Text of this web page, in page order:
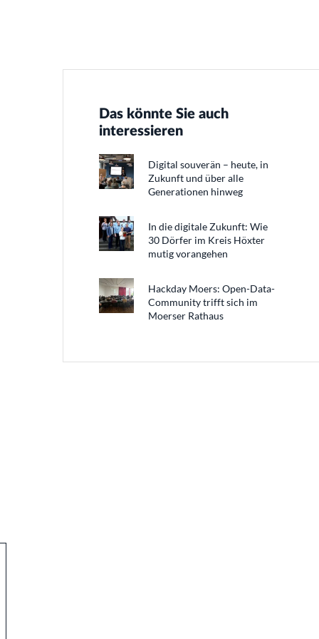
Das könnte Sie auch
interessieren
Digital souverän – heute, in
Zukunft und über alle
Generationen hinweg
In die digitale Zukunft: Wie
30 Dörfer im Kreis Höxter
mutig vorangehen
Hackday Moers: Open-Data-
Community trifft sich im
Moerser Rathaus